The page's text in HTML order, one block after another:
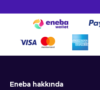
Eneba hakkında